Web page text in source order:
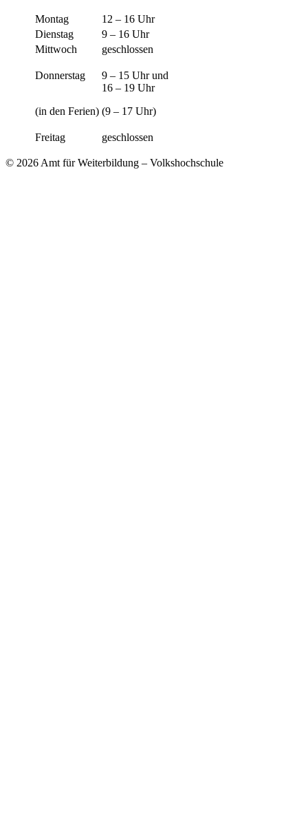
Montag
12 – 16 Uhr
Dienstag
9 – 16 Uhr
Mittwoch
geschlossen
Donnerstag
(in den Ferien)
9 – 15 Uhr und
16 – 19 Uhr
(9 – 17 Uhr)
Freitag geschlossen
© 2026 Amt für Weiterbildung – Volkshochschule